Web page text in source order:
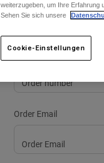
Order number
Order Email
weiterzugeben, um Ihre Erfahrung
Sehen Sie sich unsere
Cookie-Einstellungen